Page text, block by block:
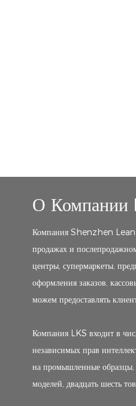
О Компании
Компания Shenzhen Lean
продажах и
центры, супермаркеты,
оформления заказов,
можем предоставлять
Компания LKS входит в
независимых прав
на промышленные образцы,
моделей, двадцать шесть